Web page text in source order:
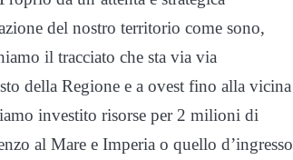
del nostro territorio come sono,
il tracciato che sta via via
della Regione e a ovest fino alla vicina
investito risorse per 2 milioni di
al Mare e Imperia o quello d’ingresso